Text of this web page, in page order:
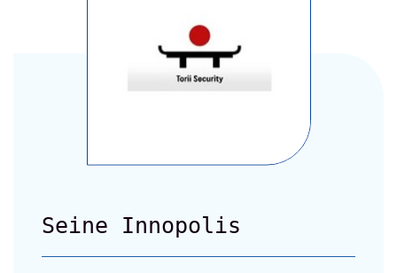
Seine Innopolis